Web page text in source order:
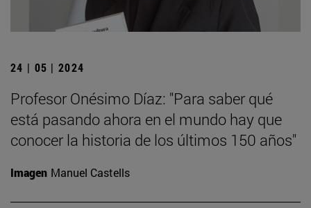
24 | 05 | 2024
Profesor Onésimo Díaz: "Para saber qué
está pasando ahora en el mundo hay que
conocer la historia de los últimos 150 años"
Imagen Manuel Castells